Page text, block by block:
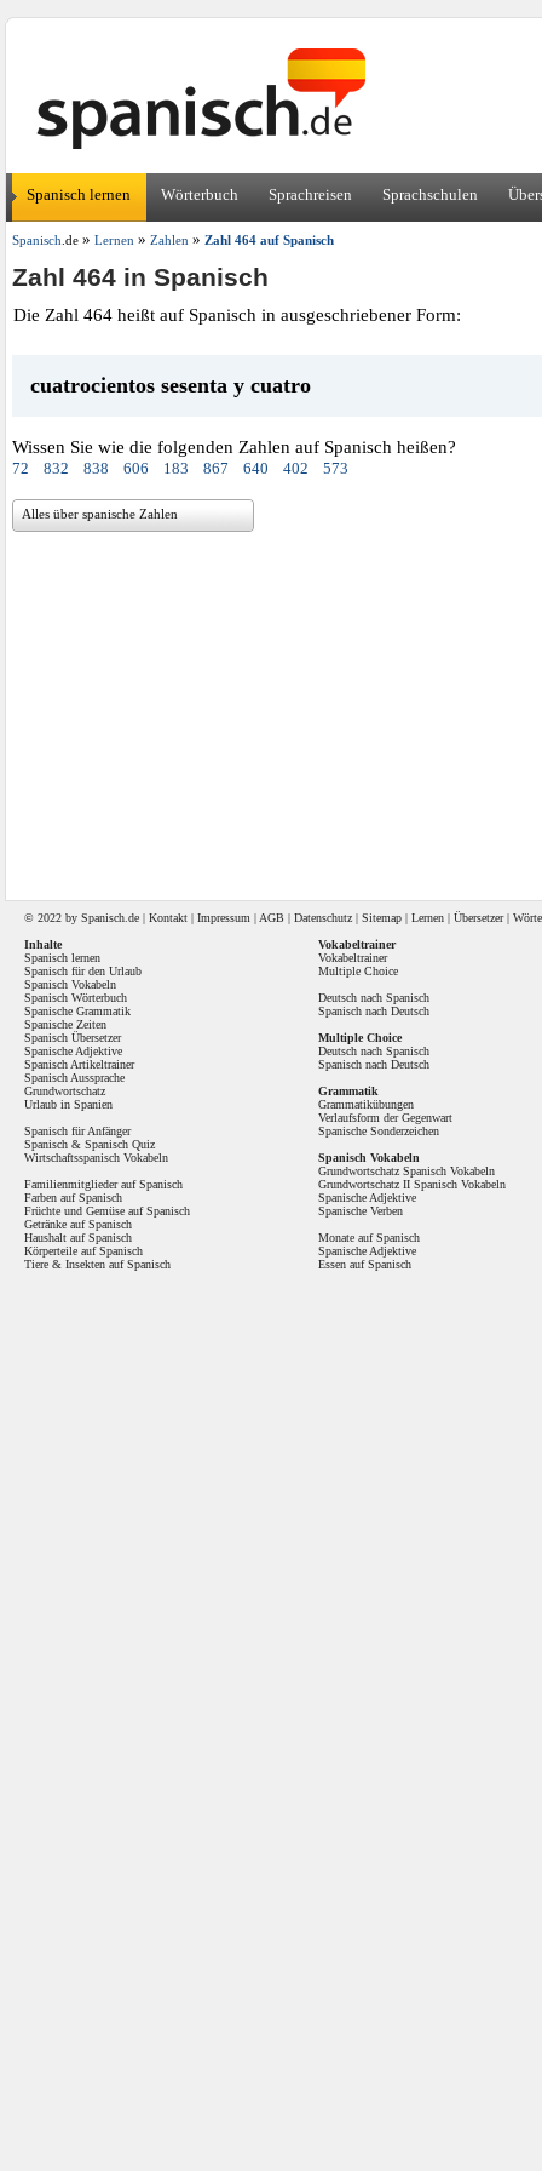
Spanisch lernen Wörterbuch Sprachreisen Sprachschulen
Spanisch .de» Lernen» Zahlen» Zahl 464 auf Spanisch
Zahl 464 in Spanisch
Die Zahl 464 heißt auf Spanisch in ausgeschriebener Form:
cuatrocientos sesenta y cuatro
Wissen Sie wie die folgenden Zahlen auf Spanisch heißen?
72 832 838 606 183 867 640 402 573
Alles über spanische Zahlen
© 2022 by Spanisch .de | Kontakt | Impressum | AGB | Datenschutz | Sitemap | Lernen | Übersetzer|
Inhalte
Spanisch lernen
Spanisch für den Urlaub
Spanisch Vokabeln
Spanisch Wörterbuch
Spanische Grammatik
Spanische Zeiten
Spanisch Übersetzer
Spanische Adjektive
Spanisch Artikeltrainer
Spanisch Aussprache
Grundwortschatz
Urlaub in Spanien
Spanisch für Anfänger
Spanisch & Spanisch Quiz
Wirtschaftsspanisch Vokabeln
Familienmitglieder auf Spanisch
Farben auf Spanisch
Früchte und Gemüse auf Spanisch
Getränke auf Spanisch
Haushalt auf Spanisch
Körperteile auf Spanisch
Tiere & Insekten auf Spanisch
Vokabeltrainer
Vokabeltrainer
Multiple Choice
Deutsch nach Spanisch
Spanisch nach Deutsch
Multiple Choice
Deutsch nach Spanisch
Spanisch nach Deutsch
Grammatik
Grammatikübungen
Verlaufsform der Gegenwart
Spanische Sonderzeichen
Spanisch Vokabeln
Grundwortschatz Spanisch Vokabeln
Grundwortschatz II Spanisch Vokabeln
Spanische Adjektive
Spanische Verben
Monate auf Spanisch
Spanische Adjektive
Essen auf Spanisch